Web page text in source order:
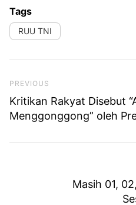
Tags
RUU TNI
Previous Post
PREVIOUS
Kritikan Rakyat Disebut
Menggonggong” oleh
Masih 01,